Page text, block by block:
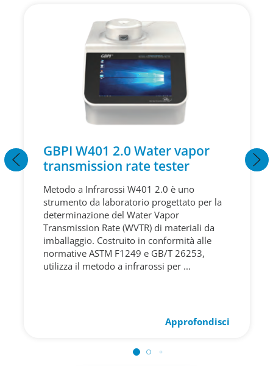
GBPI W401 2.0 Water vapor
transmission rate tester
Metodo a Infrarossi W401 2.0 è uno
strumento da laboratorio progettato per la
determinazione del Water Vapor
Transmission Rate (WVTR) di materiali da
imballaggio. Costruito in conformità alle
normative ASTM F1249 e GB/T 26253,
utilizza il metodo a infrarossi per ...
Approfondisci